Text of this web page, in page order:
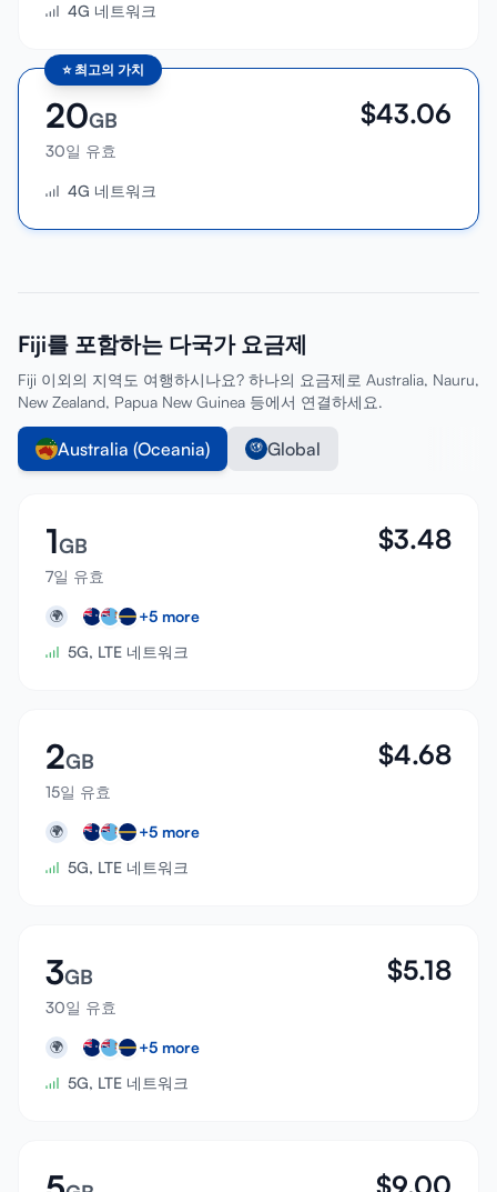
4G 네트워크
⭐ 최고의 가치
20GB
30일 유효
$43.06
4G 네트워크
Fiji를 포함하는 다국가 요금제
Fiji 이외의 지역도 여행하시나요? 하나의 요금제로 Australia, Nauru,
New Zealand, Papua New Guinea 등에서 연결하세요.
Australia (Oceania) Global
1GB
7일 유효
$3.48
🌍 +5 more
5G, LTE 네트워크
2GB
15일 유효
$4.68
🌍 +5 more
5G, LTE 네트워크
3GB
30일 유효
$5.18
🌍 +5 more
5G, LTE 네트워크
$9.00